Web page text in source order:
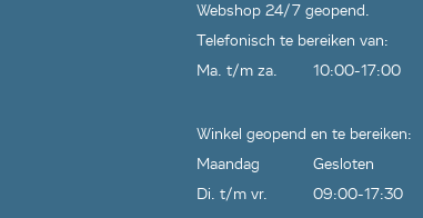
Webshop 24/7 geopend.
Telefonisch te bereiken van:
Ma. t/m za.
10:00-17:00
Winkel geopend en te bereiken:
Maandag
Gesloten
Di. t/m vr.
09:00-17:30